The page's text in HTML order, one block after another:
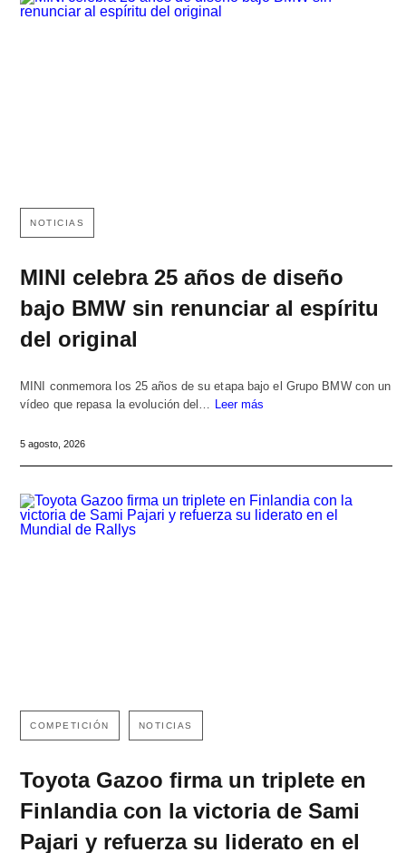
NOTICIAS
MINI celebra 25 años de diseño
bajo BMW sin renunciar al espíritu
del original
MINI conmemora los 25 años de su etapa bajo el Grupo BMW con un
vídeo que repasa la evolución del… Leer más
5 agosto, 2026
COMPETICIÓN NOTICIAS
Toyota Gazoo firma un triplete en
Finlandia con la victoria de Sami
Pajari y refuerza su liderato en el